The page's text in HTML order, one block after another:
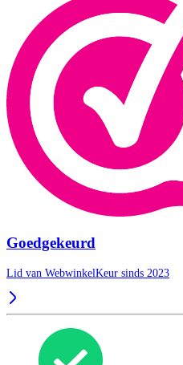
Goedgekeurd
Lid van WebwinkelKeur sinds 2023